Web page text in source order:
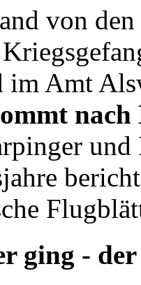
von
im Amt
ging -